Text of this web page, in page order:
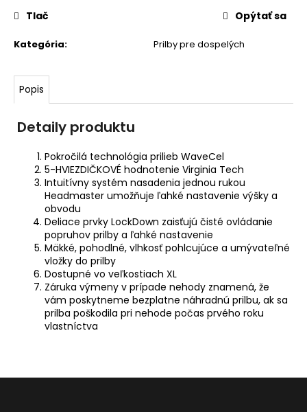
Kategória: Prilby pre dospelých
Tlač Opýtať sa
Popis
Detaily produktu
Pokročilá technológia prilieb WaveCel
5-HVIEZDIČKOVÉ hodnotenie Virginia Tech
Intuitívny systém nasadenia jednou rukou
Headmaster umožňuje ľahké nastavenie výšky a
obvodu
Deliace prvky LockDown zaisťujú čisté ovládanie
popruhov prilby a ľahké nastavenie
Mäkké, pohodlné, vlhkosť pohlcujúce a umývateľné
vložky do prilby
Dostupné vo veľkostiach XL
Záruka výmeny v prípade nehody znamená, že
vám poskytneme bezplatne náhradnú prilbu, ak sa
prilba poškodila pri nehode počas prvého roku
vlastníctva